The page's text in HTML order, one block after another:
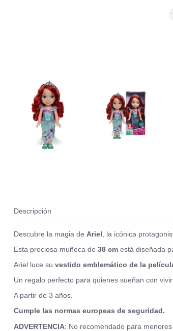
Descripción
Descubre la magia de Ariel , la icónica
Esta preciosa muñeca de 38 cm está diseñada
Ariel luce su vestido emblemático de la
Un regalo perfecto para quienes sueñan con
A partir de 3 años.
Cumple las normas europeas de seguridad.
ADVERTENCIA: No recomendado para